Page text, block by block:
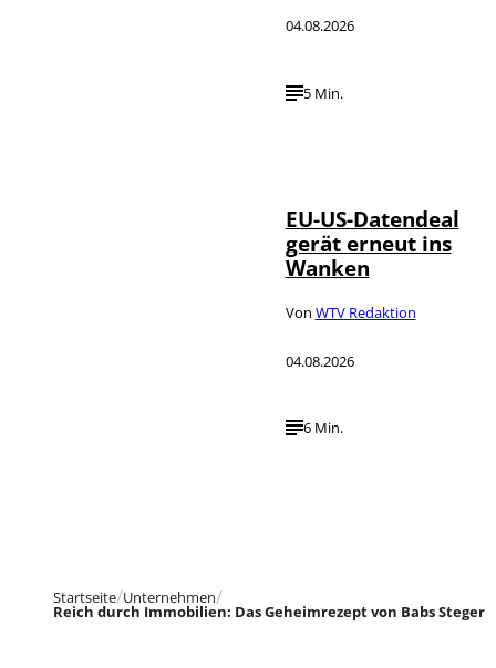
04.08.2026
5 Min.
EU-US-Datendeal
gerät erneut ins
Wanken
Von WTV Redaktion
04.08.2026
6 Min.
Startseite Unternehmen
Reich durch Immobilien: Das Geheimrezept von Babs Steger